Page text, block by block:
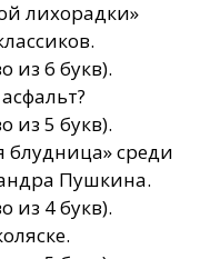
лихорадки»
из 6 букв).
из 5 букв).
блудница» среди
Пушкина.
из 4 букв).